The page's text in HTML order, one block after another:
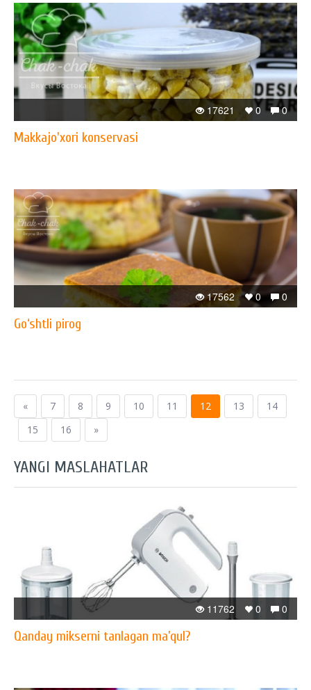
0
0
17621
Makkajo'xori konservasi
0
0
17562
Go‘shtli pirog
« 7 8 9 10 11 12 13
14
15
16 »
YANGI MASLAHATLAR
0
0
11762
Qanday mikserni tanlagan ma’qul?